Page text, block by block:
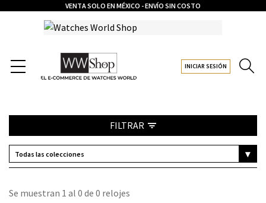
VENTA SOLO EN MÉXICO - ENVÍO SIN COSTO
INICIAR SESIÓN
FILTRAR
Todas las ediciones
(
Se muestran 1 al 0 de 0 relojes